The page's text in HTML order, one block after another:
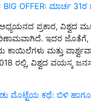
BIG OFFER: ಮಾರ್ಚ
ಅಧ್ಯಯನದ ಪ್ರಕಾರ, ವಿಶ್ವದ
ಇದರ ಜೊತೆಗೆ,
ಕಾಯಿಲೆಗಳು ಮತ್ತು
ರಲ್ಲಿ, ವಿಶ್ವದ ವಯಸ್ಕ
ಮೊಟ್ಟೆಯ ಕಥೆ: ಬಿಳಿ ಹಾಗೂ